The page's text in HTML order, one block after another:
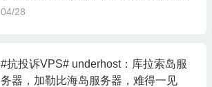
ws授权，香港/俄罗斯/荷兰机房
04/28
#抗投诉VPS# underhost：库拉索岛服
务器，加勒比海岛服务器，难得一见